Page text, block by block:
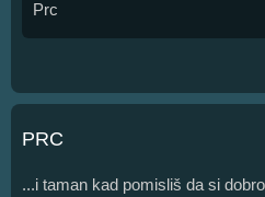
Prc
PRC
...i taman kad pomisliš da si